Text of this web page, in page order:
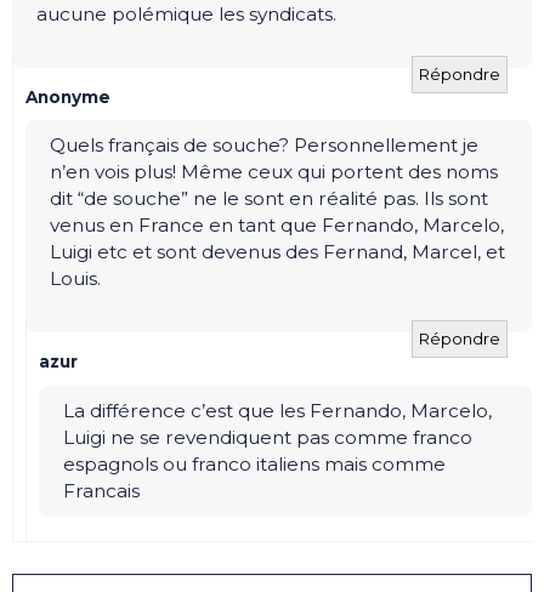
aucune polémique les syndicats.
Répondre
Anonyme
Quels français de souche? Personnellement je
n’en vois plus! Même ceux qui portent des noms
dit “de souche” ne le sont en réalité pas. Ils sont
venus en France en tant que Fernando, Marcelo,
Luigi etc et sont devenus des Fernand, Marcel, et
Louis.
Répondre
azur
La différence c’est que les Fernando, Marcelo,
Luigi ne se revendiquent pas comme franco
espagnols ou franco italiens mais comme
Francais